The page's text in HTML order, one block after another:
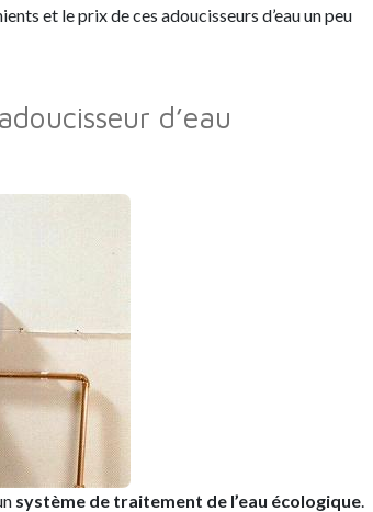
et le prix de ces adoucisseurs d’eau un peu
d’eau
système de traitement de l’eau écologique